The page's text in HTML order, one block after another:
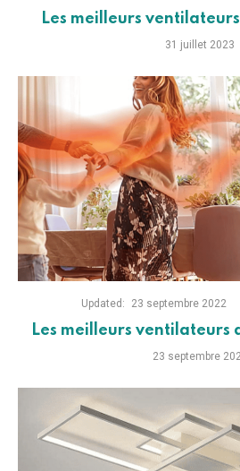
Les meilleurs
31 juillet 2023
Updated: 23 septembre 2022
Les meilleurs ventilateurs
23 septembre